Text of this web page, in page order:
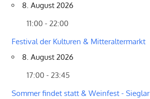
8. August 2026
11:00 - 22:00
Festival der Kulturen & Mitteraltermarkt
8. August 2026
17:00 - 23:45
Sommer findet statt & Weinfest - Sieglar